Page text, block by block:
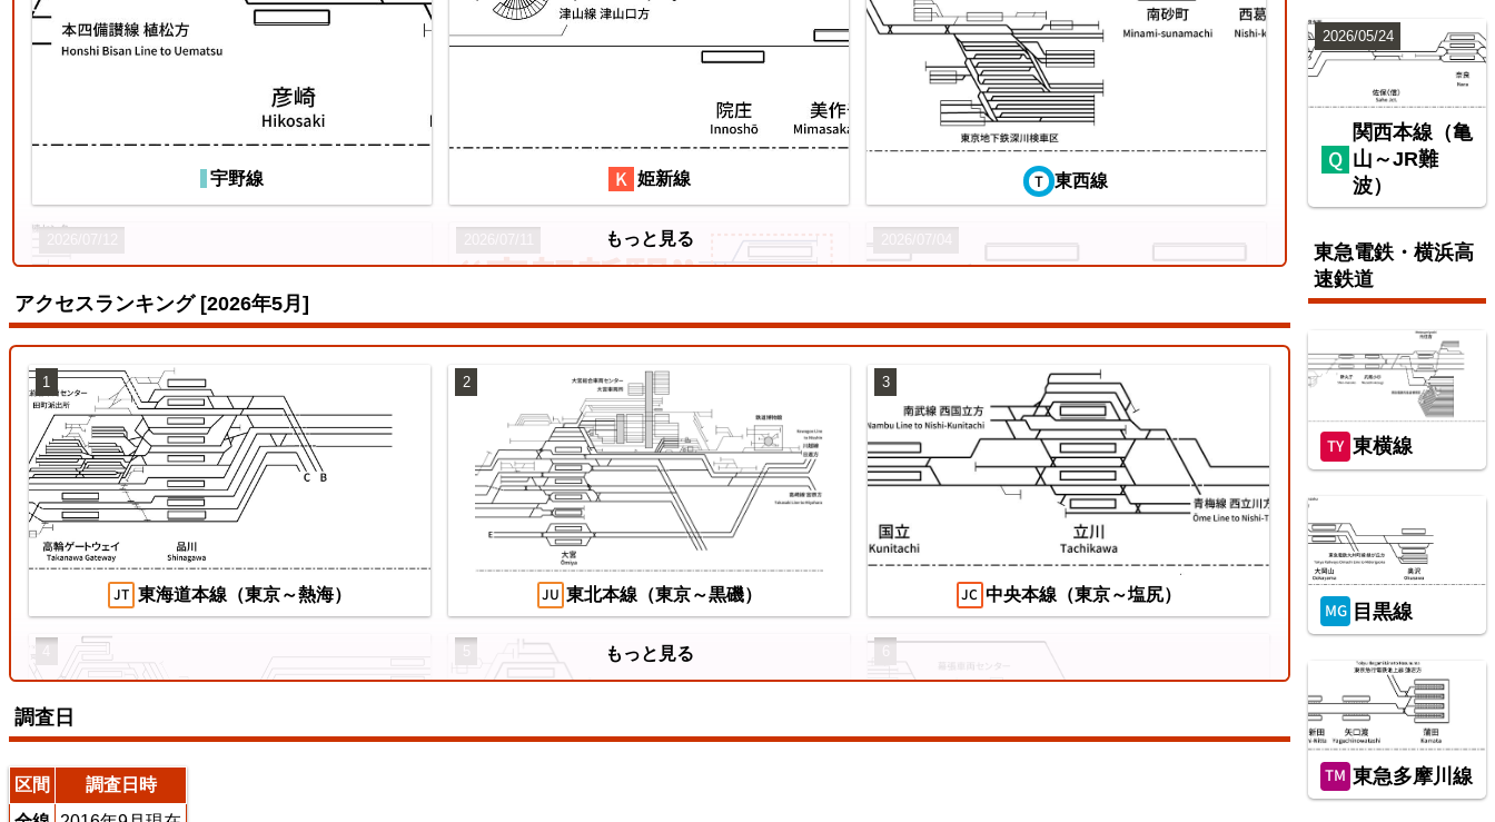
宇野線 姫新線 東西線
両毛線
【待望の複線化】成田空港機能強化で京成成田
スカイアクセス・JRの配線はどう変わる？
えちぜん鉄道勝山永平寺線
えちぜん鉄道三国芦原線
2026/07/04
山陽本線（神戸～岡山）
2026/07/04
もっと見る
アクセスランキング [2026年5月]
東海道本線（東京～熱海）
1
東北本線（東京～黒磯）
2
中央本線（東京～塩尻）
3
もっと見る
調査日
区間
調査日時
関西本線（亀
山～JR難
波）
2026/05/24
東急電鉄・横浜高
速鉄道
東横線
目黒線
東急多摩川線